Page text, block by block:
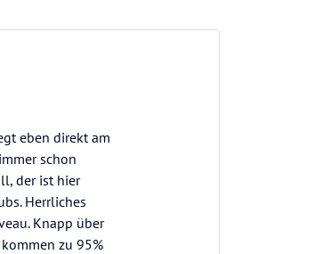
eben direkt am
schon
der ist hier
Herrliches
Knapp über
zu 95%